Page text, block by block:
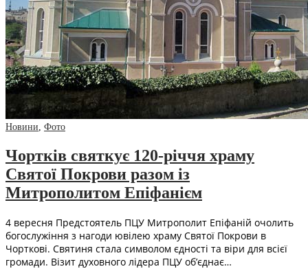
Новини, Фото
Чортків святкує 120-річчя храму
Святої Покрови разом із
Митрополитом Епіфанієм
4 вересня Предстоятель ПЦУ Митрополит Епіфаній очолить
богослужіння з нагоди ювілею храму Святої Покрови в
Чорткові. Святиня стала символом єдності та віри для всієї
громади. Візит духовного лідера ПЦУ об’єднає…